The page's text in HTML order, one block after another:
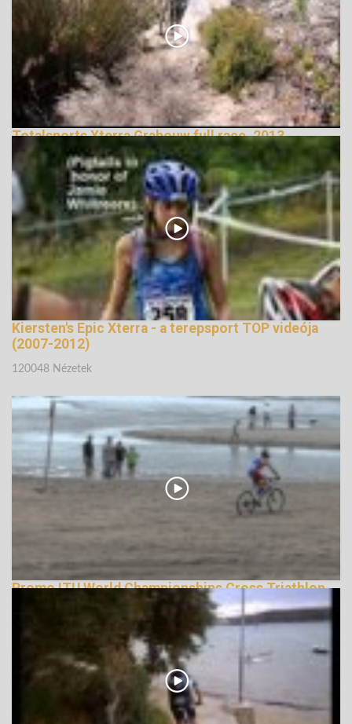
Totalsports Xterra Grabouw full race, 2013
Highlights
129516 Nézetek
Kiersten's Epic Xterra - a terepsport TOP videója
(2007-2012)
120048 Nézetek
Promo ITU World Championships Cross Triathlon